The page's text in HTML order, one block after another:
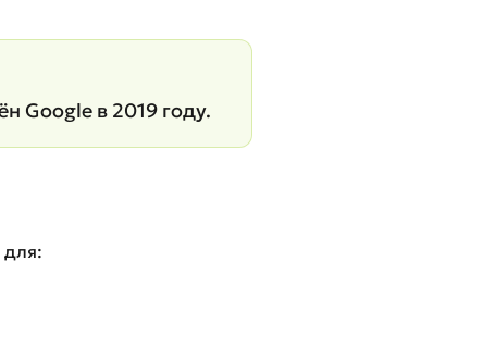
Google в 2019 году.
для: